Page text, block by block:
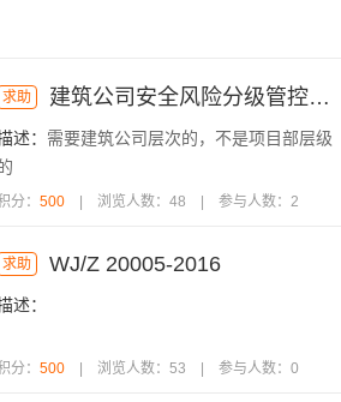
求助 建筑公司安全风险分级管控和隐患排查治理双重预防制度
述： 需要建筑公司层次的，不是项目部层级
分： 500 | 浏览人数：48 | 参与人数：2
求助 WJ/Z 20005-2016
述：
分： 500 | 浏览人数：53 | 参与人数：0